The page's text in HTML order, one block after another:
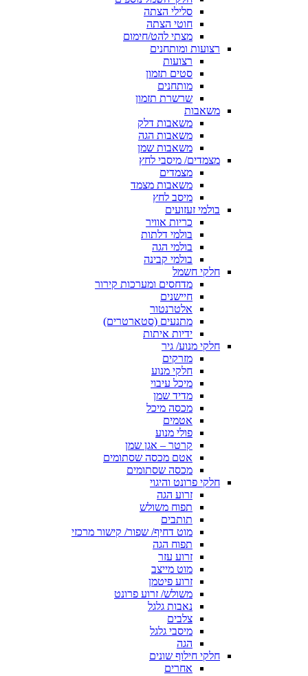
סלילי הצתה
חוטי הצתה
מצתי להט/חימום
רצועות ומותחנים
רצועות
סטים תזמון
מותחנים
שרשרת תזמון
משאבות
משאבות דלק
משאבות הגה
משאבות שמן
מצמדים/ מיסבי לחץ
מצמדים
משאבות מצמד
מיסב לחץ
בולמי זעזועים
כריות אוויר
בולמי דלתות
בולמי הגה
בולמי קבינה
חלקי חשמל
מדחסים ומערכות קירור
חיישנים
אלטרנטור
מתנעים (סטארטרים)
ידיות איתות
חלקי מנוע/ גיר
מזרקים
חלקי מנוע
מיכל עיבוי
מדיד שמן
מכסה מיכל
אטמים
פולי מנוע
קרטר – אגן שמן
אטם מכסה שסתומים
מכסה שסתומים
חלקי פרונט והיגוי
זרוע הגה
תפוח משולש
תותבים
מוט דחיף/ שפור/ קישור מרכזי
תפוח הגה
זרוע עזר
מוט מייצב
זרוע פיטמן
משולש/ זרוע פרונט
נאבות גלגל
צלבים
מיסבי גלגל
הגה
חלקי חילוף שונים
אחרים